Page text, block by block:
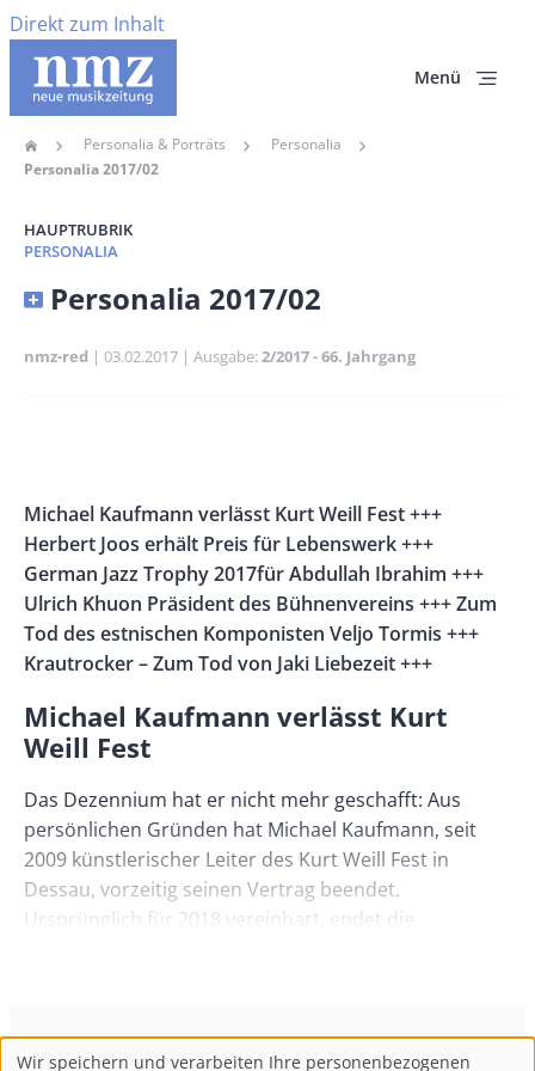
Direkt zum Inhalt
Menü
Pfadnavigation
Home Personalia & Porträts
Personalia
Personalia 2017/02
HAUPTRUBRIK
PERSONALIA
Banner
Size
Personalia 2017/02
nmz-red Publikationsdatum
03.02.2017 Ausgabe 2/2017 - 66. Jahrgang
Rectangle
Right
Body
Michael Kaufmann verlässt Kurt Weill Fest +++
Herbert Joos erhält Preis für Lebenswerk +++
German Jazz Trophy 2017für Abdullah Ibrahim +++
Ulrich Khuon Präsident des Bühnenvereins +++ Zum
Tod des estnischen Komponisten Veljo Tormis +++
Krautrocker – Zum Tod von Jaki Liebezeit +++
Michael Kaufmann verlässt Kurt
Weill Fest
Das Dezennium hat er nicht mehr geschafft: Aus
persönlichen Gründen hat Michael Kaufmann, seit
2009 künstlerischer Leiter des Kurt Weill Fest in
Dessau, vorzeitig seinen Vertrag beendet.
Ursprünglich für 2018 vereinbart, endet die
sind sechs vom Publikum gefeierte Festspiel-
ConBrio Kulturmedienhaus AGB Datenschutz
Wir speichern und verarbeiten Ihre personenbezogenen